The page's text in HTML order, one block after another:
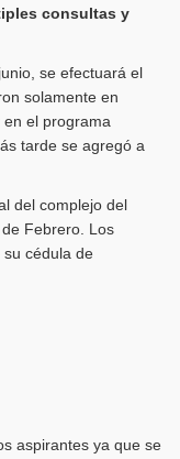
consultas y
se efectuará el
solamente en
el programa
tarde se agregó a
del complejo del
Febrero. Los
cédula de
aspirantes ya que se